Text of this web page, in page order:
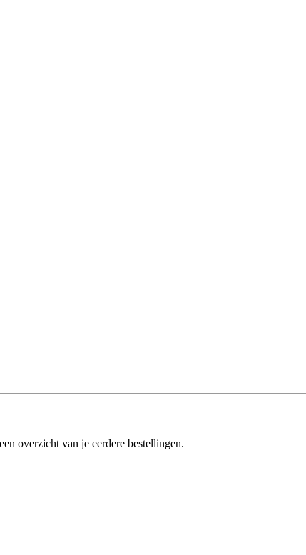
overzicht van je eerdere bestellingen.